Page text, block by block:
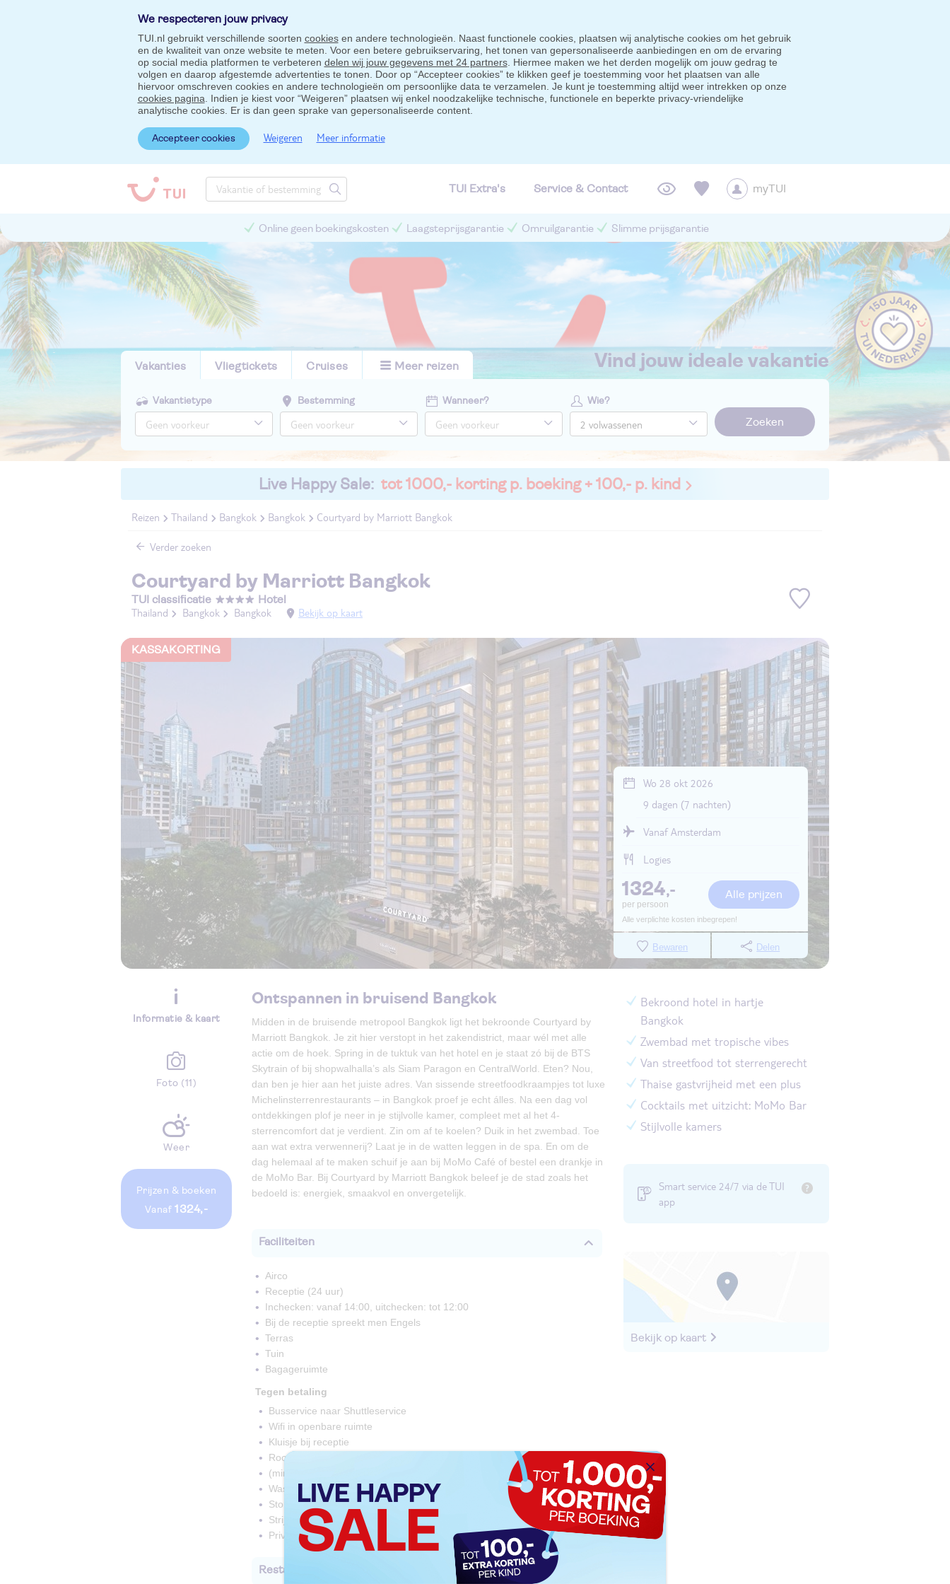
We respecteren jouw privacy
TUI.nl gebruikt verschillende soorten cookiesen andere technologieën. Naast functionele cookies, plaatsen wij analytische cookies om het gebruik
en de kwaliteit van onze website te meten. Voor een betere gebruikservaring, het tonen van gepersonaliseerde aanbiedingen en om de ervaring
op social media platformen te verbeteren delen wij jouw gegevens met 24 partners. Hiermee maken we het derden mogelijk om jouw gedrag te
volgen en daarop afgestemde advertenties te tonen. Door op “Accepteer cookies” te klikken geef je toestemming voor het plaatsen van alle
hiervoor omschreven cookies en andere technologieën om persoonlijke data te verzamelen. Je kunt je toestemming altijd weer intrekken op onze
cookies pagina . Indien je kiest voor “Weigeren” plaatsen wij enkel noodzakelijke technische, functionele en beperkte privacy-vriendelijke
analytische cookies. Er is dan geen sprake van gepersonaliseerde content.
Accepteer cookies Weigeren Meer informatie
TUI Extra's Service & Contact myTUI
Online geen boekingskosten Laagsteprijsgarantie Omruilgarantie Slimme prijsgarantie
Vakanties Vliegtickets Cruises Meer reizen vind jouw ideale vakantie
Vakantietype Bestemming Wanneer? Wie?
Zoeken
Live Happy Sale: tot 1000,- korting p. boeking + 100,- p. kind
Reizen Thailand Bangkok Bangkok Courtyard by Marriott Bangkok
Verder zoeken
Courtyard by Marriott Bangkok
TUI classificatie Hotel
Thailand Bangkok Bangkok Bekijk op kaart
KASSAKORTING
Wo 28 okt 2026
9 dagen (7 nachten)
Vanaf Amsterdam
Logies
1324,-
per persoon
Alle prijzen
Alle verplichte kosten inbegrepen!
Bewaren Delen
Informatie & kaart
Foto (11)
Weer
Prijzen & boeken
vanaf 1324,-
Ontspannen in bruisend Bangkok
Midden in de bruisende metropool Bangkok ligt het bekroonde Courtyard by
Marriott Bangkok. Je zit hier verstopt in het zakendistrict, maar wél met alle
actie om de hoek. Spring in de tuktuk van het hotel en je staat zó bij de BTS
Skytrain of bij shopwalhalla’s als Siam Paragon en CentralWorld. Eten? Nou,
dan ben je hier aan het juiste adres. Van sissende streetfoodkraampjes tot luxe
Michelinsterrenrestaurants – in Bangkok proef je echt álles. Na een dag vol
ontdekkingen plof je neer in je stijlvolle kamer, compleet met al het 4-
sterrencomfort dat je verdient. Zin om af te koelen? Duik in het zwembad. Toe
aan wat extra verwennerij? Laat je in de watten leggen in de spa. En om de
dag helemaal af te maken schuif je aan bij MoMo Café of bestel een drankje in
de MoMo Bar. Bij Courtyard by Marriott Bangkok beleef je de stad zoals het
bedoeld is: energiek, smaakvol en onvergetelijk.
Faciliteiten
Airco
Receptie (24 uur)
Inchecken: vanaf 14:00, uitchecken: tot 12:00
Bij de receptie spreekt men Engels
Terras
Tuin
Bagageruimte
Tegen betaling
Busservice naar Shuttleservice
Wifi in openbare ruimte
Kluisje bij receptie
Roomservice
(mini)supermarkt
Wasservice
Stomerijservice
Strijkfaciliteiten
Privé garagebox
Restaurants/Bars
Bekroond hotel in hartje
Bangkok
Zwembad met tropische vibes
Van streetfood tot sterrengerecht
Thaise gastvrijheid met een plus
Cocktails met uitzicht: MoMo Bar
Stijlvolle kamers
Smart service 24/7 via de TUI
app
Bekijk op kaart